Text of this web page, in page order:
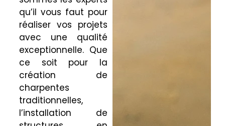
qu’il vous faut pour
réaliser vos projets
avec une qualité
exceptionnelle. Que
ce soit pour la
création de
charpentes
traditionnelles,
l’installation de